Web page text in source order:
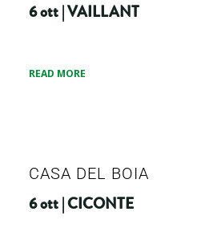
6 ott | VAILLANT
READ MORE
CASA DEL BOIA
6 ott | CICONTE